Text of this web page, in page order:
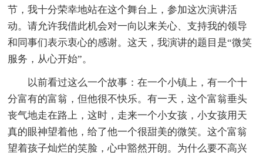
节，我十分荣幸地站在这个舞台上，参加这次演讲活
动。请允许我借此机会对一向以来关心、支持我的领导
和同事们表示衷心的感谢。这天，我演讲的题目是“微笑
服务，从心开始”。
以前看过这么一个故事：在一个小镇上，有一个十
分富有的富翁，但他很不快乐。有一天，这个富翁垂头
丧气地走在路上，这时，走来一个小女孩，小女孩用天
真的眼神望着他，给了他一个很甜美的微笑。这个富翁
望着孩子灿烂的笑脸，心中豁然开朗。为什么要不高兴